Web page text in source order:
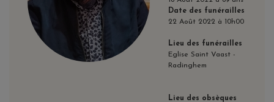
Date des funérailles
22 Août 2022 à 10h00
Lieu des funérailles
Eglise Saint Vaast -
Radinghem
Lieu des obsèques